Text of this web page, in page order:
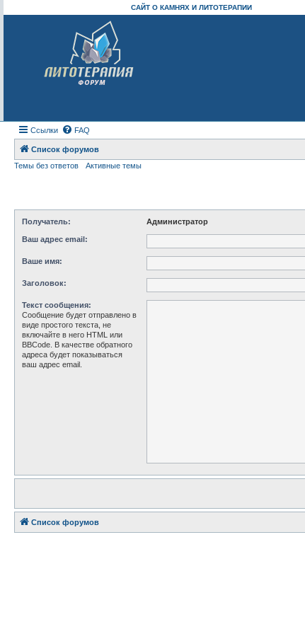
САЙТ О КАМНЯХ И ЛИТОТЕРАПИИ
Ссылки FAQ
Список форумов
Темы без ответов
Активные темы
Получатель: Администратор
Ваш адрес email:
Ваше имя:
Заголовок:
Текст сообщения:
Сообщение будет отправлено в
виде простого текста, не
включайте в него HTML или
BBCode. В качестве обратного
адреса будет показываться
ваш адрес email.
Список форумов